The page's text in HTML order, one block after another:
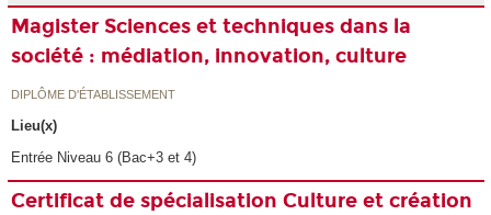
Magister Sciences et techniques dans la
société : médiation, innovation, culture
DIPLÔME D'ÉTABLISSEMENT
Lieu(x)
Entrée Niveau 6 (Bac+3 et 4)
Certificat de spécialisation Culture et création